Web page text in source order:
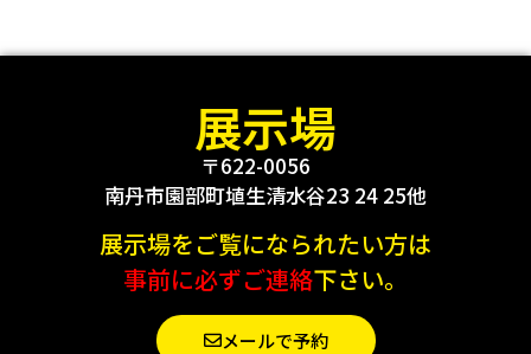
展示場
〒622-0056
南丹市園部町埴生清水谷23 24 25他
展示場をご覧になられたい方は
事前に必ずご連絡下さい。
メールで予約